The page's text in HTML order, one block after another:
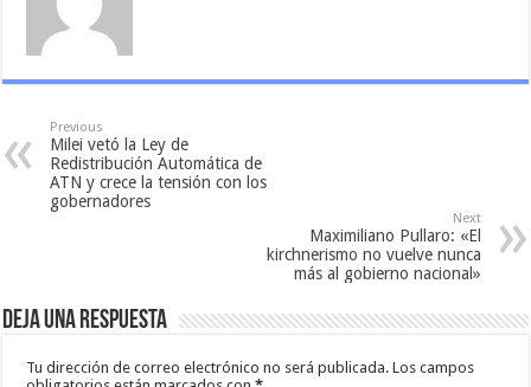
Previous
Milei vetó la Ley de
Redistribución Automática de
ATN y crece la tensión con los
gobernadores
Next
Maximiliano Pullaro: «El
kirchnerismo no vuelve nunca
más al gobierno nacional»
Deja una respuesta
Tu dirección de correo electrónico no será publicada. Los campos